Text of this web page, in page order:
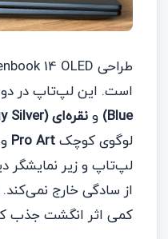
است. این لپ‌تاپ در
Blue) ونقره‌ای (Foggy Silver)
لوگوی کوچکPro Art
لپ‌تاپ و زیر نمایشگر
از سادگی خارج
کمی اثر انگشت جذب